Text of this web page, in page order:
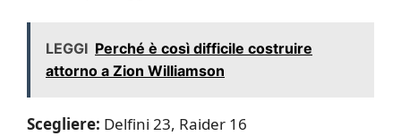
LEGGI Perché è così difficile costruire
attorno a Zion Williamson
Scegliere: Delfini 23, Raider 16